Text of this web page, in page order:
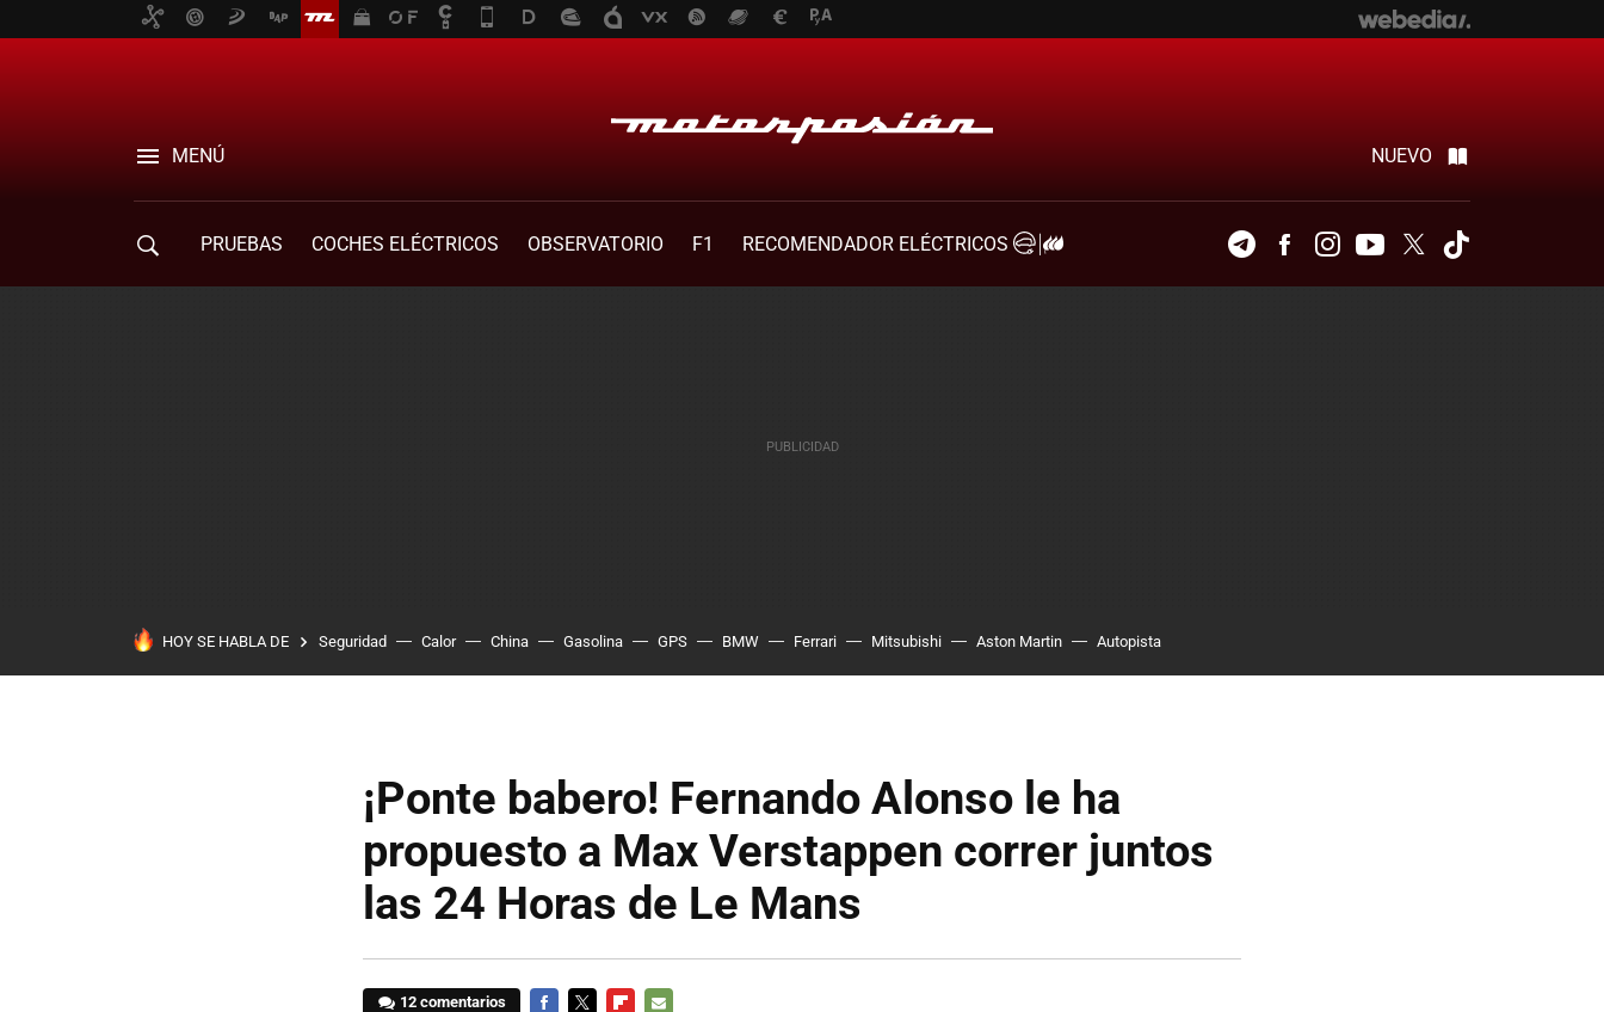
MENÚ NUEVO
PRUEBAS COCHES ELÉCTRICOS OBSERVATORIO F1
RECOMENDADOR ELÉCTRICOS
TelegramFacebookInstagramYoutubeTwitter
HOY SE HABLA DE Seguridad Calor China Gasolina GPS BMW Ferrari Mitsubishi Aston Martin Autopista
¡Ponte babero! Fernando Alonso le ha
propuesto a Max Verstappen correr juntos
las 24 Horas de Le Mans
12 comentarios